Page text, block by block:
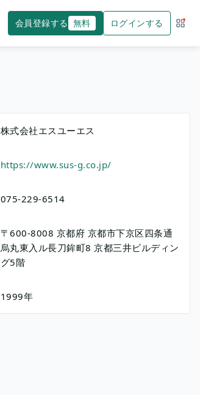
会員登録する 無料 ログインする サー
株式会社エスユーエス
https://www.sus-g.co.jp/
075-229-6514
〒600-8008 京都府 京都市下京区四条通
烏丸東入ル長刀鉾町8 京都三井ビルディン
グ5階
1999年